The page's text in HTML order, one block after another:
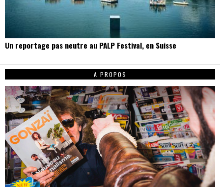
Un reportage pas neutre au PALP Festival, en Suisse
A PROPOS